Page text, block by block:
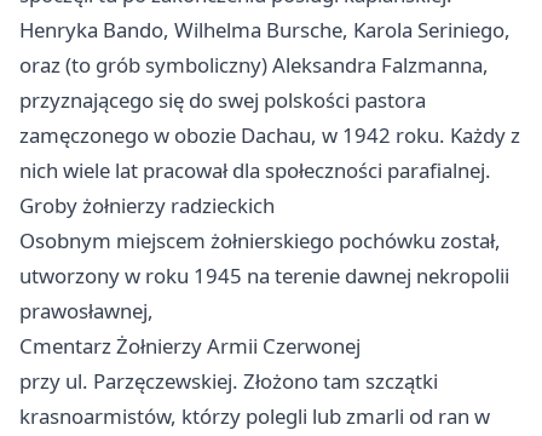
Henryka Bando, Wilhelma Bursche, Karola Seriniego,
oraz (to grób symboliczny) Aleksandra Falzmanna,
przyznającego się do swej polskości pastora
zamęczonego w obozie Dachau, w 1942 roku. Każdy z
nich wiele lat pracował dla społeczności parafialnej.
Groby żołnierzy radzieckich
Osobnym miejscem żołnierskiego pochówku został,
utworzony w roku 1945 na terenie dawnej nekropolii
prawosławnej,
Cmentarz Żołnierzy Armii Czerwonej
przy ul. Parzęczewskiej. Złożono tam szczątki
krasnoarmistów, którzy polegli lub zmarli od ran w